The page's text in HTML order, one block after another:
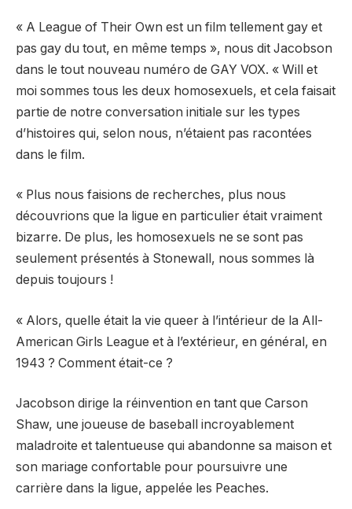
« A League of Their Own est un film tellement gay et
pas gay du tout, en même temps », nous dit Jacobson
dans le tout nouveau numéro de GAY VOX. « Will et
moi sommes tous les deux homosexuels, et cela faisait
partie de notre conversation initiale sur les types
d’histoires qui, selon nous, n’étaient pas racontées
dans le film.
« Plus nous faisions de recherches, plus nous
découvrions que la ligue en particulier était vraiment
bizarre. De plus, les homosexuels ne se sont pas
seulement présentés à Stonewall, nous sommes là
depuis toujours !
« Alors, quelle était la vie queer à l’intérieur de la All-
American Girls League et à l’extérieur, en général, en
1943 ? Comment était-ce ?
Jacobson dirige la réinvention en tant que Carson
Shaw, une joueuse de baseball incroyablement
maladroite et talentueuse qui abandonne sa maison et
son mariage confortable pour poursuivre une
carrière dans la ligue, appelée les Peaches.